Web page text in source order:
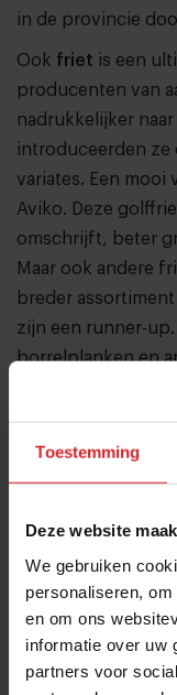
Toestemming
Deze website
We gebruiken
personaliseren,
en om ons
informatie over uw
partners voor
in de provincie
Ook friet is een
producenten van
nadrukkelijker
introduceerden ze
variates. Een mooi
Aviko. Deze
omschrijft, beter
Maar ook andere
breder
zijn een runner-
borrelplanken en
Lees
7 x
Zoete snacks